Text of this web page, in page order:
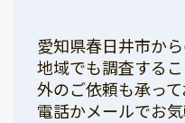
愛知県春日井市か
地域でも調査する
外のご依頼も承っ
電話かメールでお